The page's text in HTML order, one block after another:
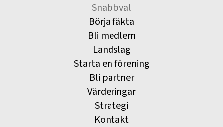
Snabbval
Börja fäkta
Bli medlem
Landslag
Starta en förening
Bli partner
Värderingar
Strategi
Kontakt